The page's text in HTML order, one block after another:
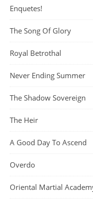
Enquetes!
The Song Of Glory
Royal Betrothal
Never Ending Summer
The Shadow Sovereign
The Heir
A Good Day To Ascend
Overdo
Oriental Martial